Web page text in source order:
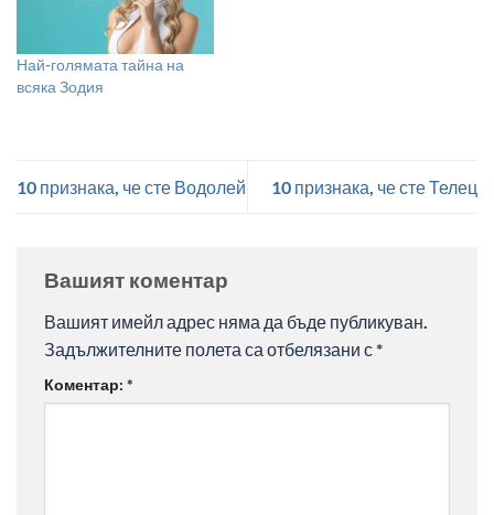
Най-голямата тайна на
всяка Зодия
10 признака, че сте Водолей 10 признака, че сте Телец
Вашият коментар
Вашият имейл адрес няма да бъде публикуван.
Задължителните полета са отбелязани с*
Коментар: *